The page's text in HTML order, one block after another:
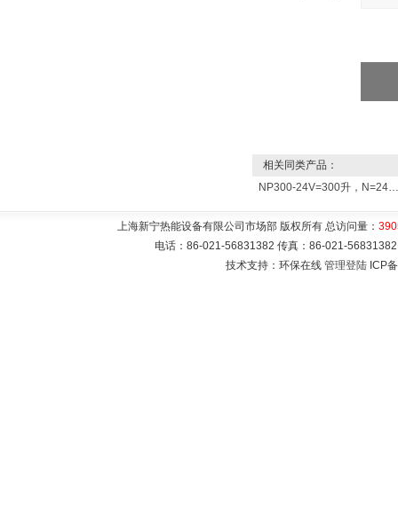
相关同类产品：
NP300-24V=300升，N=24kw商用大型电热水炉
上海新宁热能设备有限公司市场部 版权所有 总访问量：
电话：86-021-56831382 传真：86-021-
技术支持：环保在线 管理登陆 ICP